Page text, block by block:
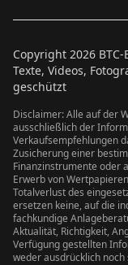
Copyright 2026
Texte, Videos,
geschützt
Disclaimer: Alle auf der
ausschließlich der
Verkaufsempfehlungen
Zusicherung einer
Finanzinstrumente oder
Erwerb von
Totalverlust des
ersetzen keine, auf die
fachkundige
Aktualität, Richtigkeit,
Verfügung gestellten
weder ausdrücklich